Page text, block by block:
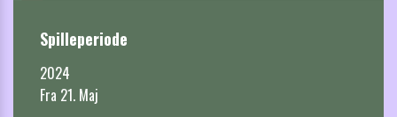
Spilleperiode
2024
Fra 21. Maj